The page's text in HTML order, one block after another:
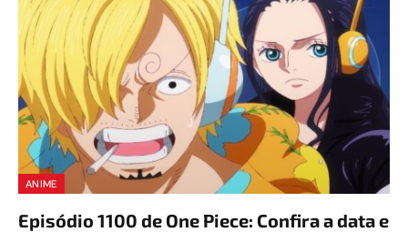
ANIME
Episódio 1100 de One Piece: Confira a data e